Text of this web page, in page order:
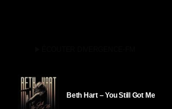
Beth Hart – You Still Got Me